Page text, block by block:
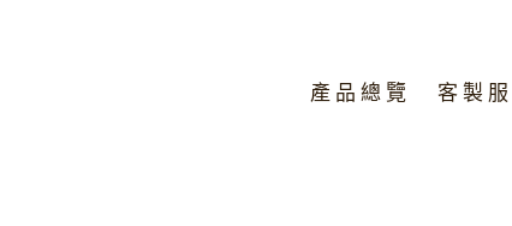
產品總覽 客製